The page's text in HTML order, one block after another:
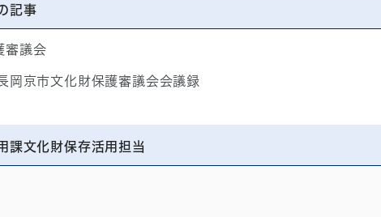
記事
審議会
京市文化財保護審議会会議録
課文化財保存活用担当